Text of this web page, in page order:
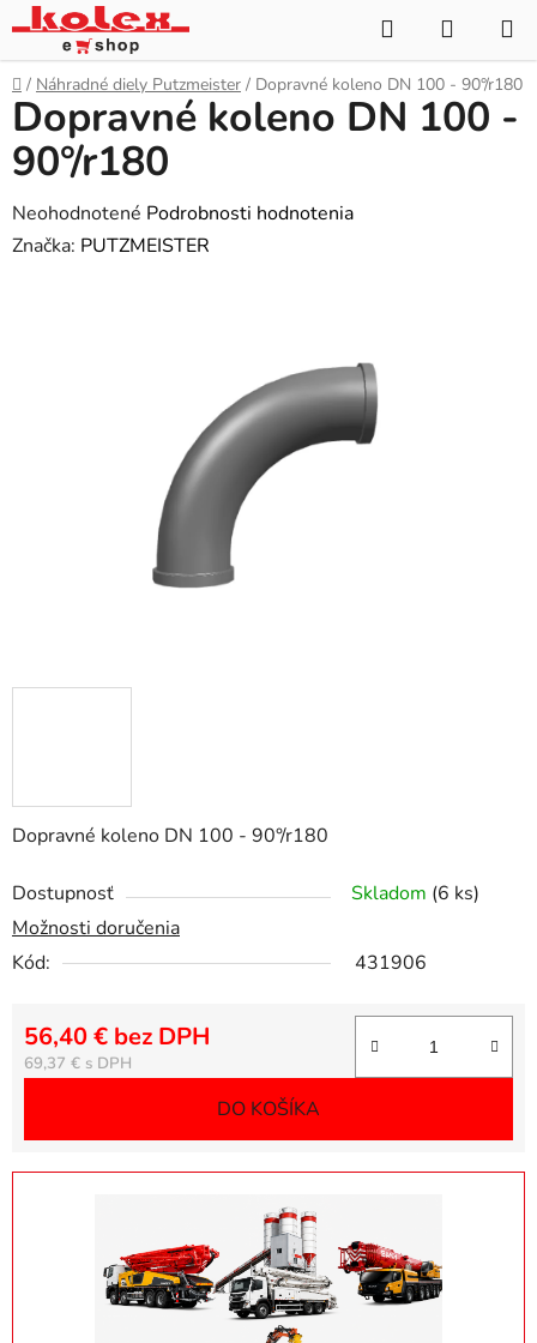
Prejsť
na
obsah
Hľadať
KOŠÍK
Domov
/ Náhradné diely Putzmeister / Dopravné koleno DN 100 - 90°/r180
Dopravné koleno DN 100 - 90°/r180
Dostupnosť Skladom (6 ks)
Možnosti doručenia
Kód:
431906
69,37 €
56,40 € bez DPH
DO KOŠÍKA
Dopravné koleno DN 100 -
90°/r180
Priemerné
hodnotenie
Neohodnotené Podrobnosti hodnotenia
Značka: PUTZMEISTER